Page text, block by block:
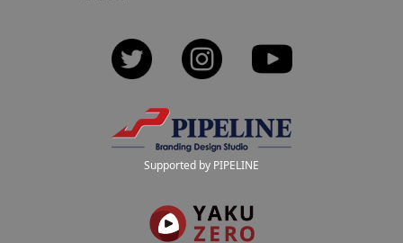
Twitter Instagram
Supported by PIPELINE